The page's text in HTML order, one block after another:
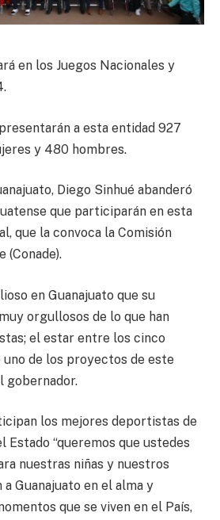
en los Juegos Nacionales y
a esta entidad 927
y 480 hombres.
Diego Sinhué abanderó
que participarán en esta
que la convoca la Comisión
(Conade).
en Guanajuato que su
orgullosos de lo que han
el estar entre los cinco
de los proyectos de este
gobernador.
los mejores deportistas de
Estado “queremos que ustedes
nuestras niñas y nuestros
Guanajuato en el alma y
que se viven en el País,